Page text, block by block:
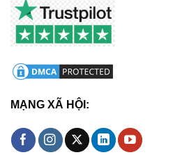
MẠNG XÃ HỘI: